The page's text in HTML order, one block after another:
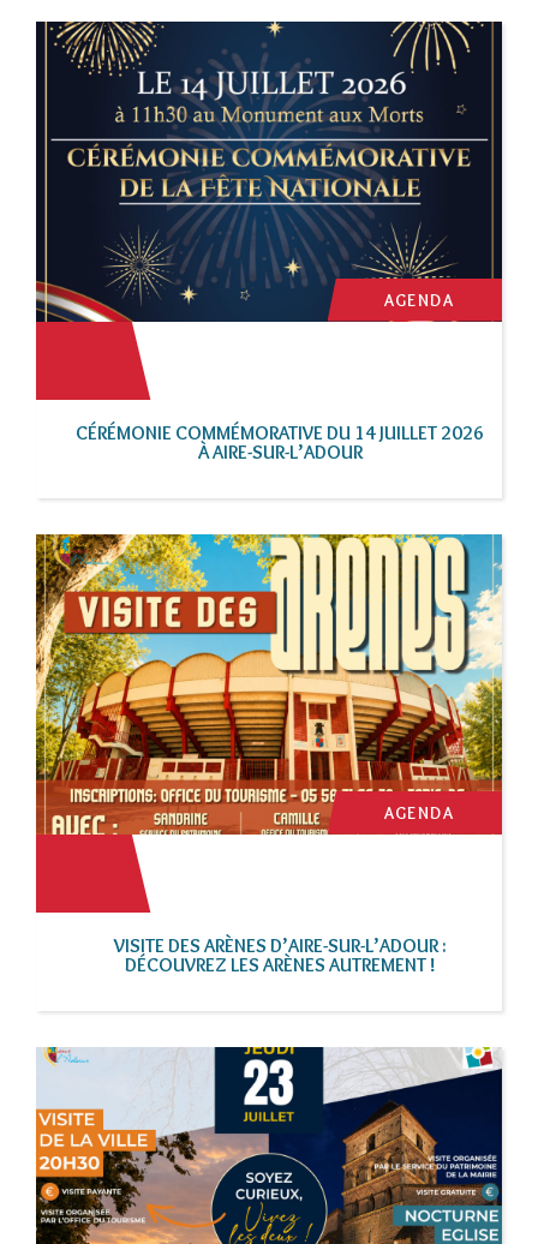
AGENDA
CÉRÉMONIE COMMÉMORATIVE DU 14 JUILLET 2026
À AIRE-SUR-L’ADOUR
AGENDA
VISITE DES ARÈNES D’AIRE-SUR-L’ADOUR :
DÉCOUVREZ LES ARÈNES AUTREMENT !